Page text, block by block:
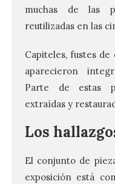
muchas de las
reutilizadas en las
Capiteles, fustes de
aparecieron
Parte de estas
extraídas y
Los
El conjunto de
exposición está